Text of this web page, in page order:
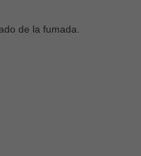
de la fumada.